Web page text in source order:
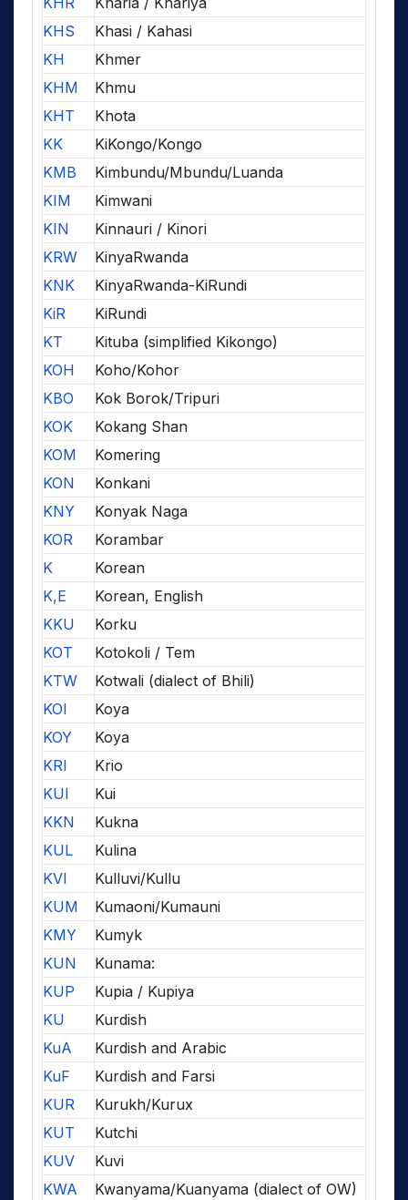
KHS
Khasi / Kahasi
KH
Khmer
KHM
Khmu
KHT
Khota
KK
KiKongo/Kongo
KMB
Kimbundu/Mbundu/Luanda
KIM
Kimwani
KIN
Kinnauri / Kinori
KRW
KinyaRwanda
KNK
KinyaRwanda-KiRundi
KiR
KiRundi
KT
Kituba (simplified Kikongo)
KOH
Koho/Kohor
KBO
Kok Borok/Tripuri
KOK
Kokang Shan
KOM
Komering
KON
Konkani
KNY
Konyak Naga
KOR
Korambar
K
Korean
K,E
Korean, English
KKU
Korku
KOT
Kotokoli / Tem
KTW
Kotwali (dialect of Bhili)
KOI
Koya
KOY
Koya
KRI
Krio
KUI
Kui
KKN
Kukna
KUL
Kulina
KVI
Kulluvi/Kullu
KUM
Kumaoni/Kumauni
KMY
Kumyk
KUN
Kunama:
KUP
Kupia / Kupiya
KU
Kurdish
KuA
Kurdish and Arabic
KuF
Kurdish and Farsi
KUR
Kurukh/Kurux
KUT
Kutchi
KUV
Kuvi
KWA
Kwanyama/Kuanyama (dialect of OW)